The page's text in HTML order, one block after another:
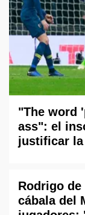
"The word
ass": el
justificar la
Rodrigo
cábala del